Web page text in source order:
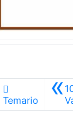
Temario «